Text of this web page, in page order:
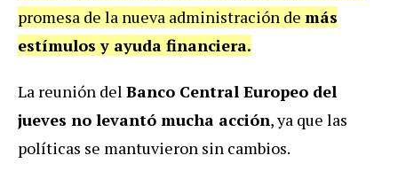
promesa de la nueva administración de más
estímulos y ayuda financiera.
La reunión del Banco Central Europeo del
jueves no levantó mucha acción, ya que las
políticas se mantuvieron sin cambios.